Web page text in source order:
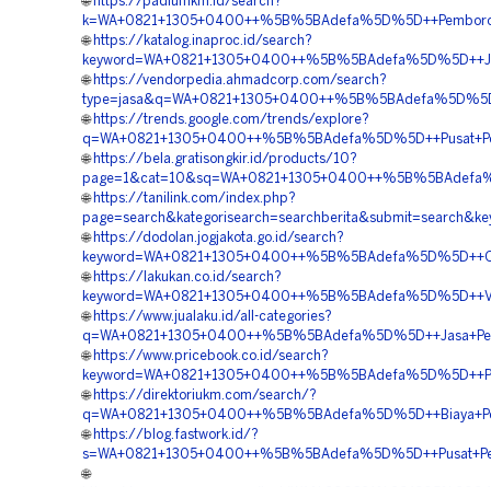
🌐 https://katalog.inaproc.id/search?
🌐 https://vendorpedia.ahmadcorp.com/search?
🌐 https://trends.google.com/trends/explore?
🌐 https://bela.gratisongkir.id/products/10?
🌐 https://tanilink.com/index.php?
🌐 https://dodolan.jogjakota.go.id/search?
🌐 https://lakukan.co.id/search?
🌐 https://www.jualaku.id/all-categories?
🌐 https://www.pricebook.co.id/search?
🌐 https://direktoriukm.com/search/?
🌐 https://blog.fastwork.id/?
🌐